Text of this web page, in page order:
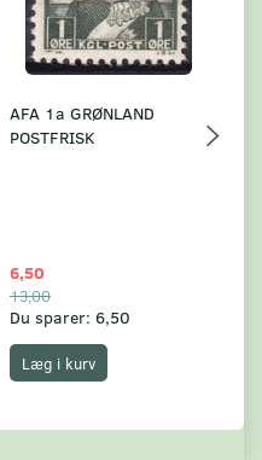
AFA 1a GRØNLAND
POSTFRISK
6,50
13,00
Du sparer: 6,50
Læg i kurv